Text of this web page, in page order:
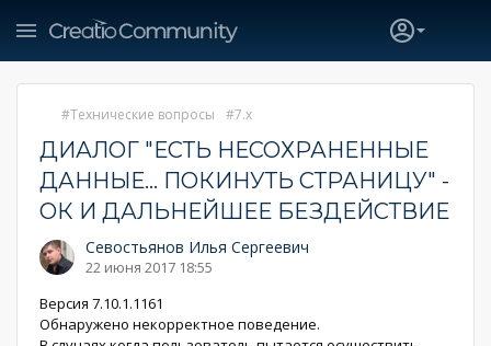
Технические вопросы 7.x
ДИАЛОГ "ЕСТЬ НЕСОХРАНЕННЫЕ
ДАННЫЕ... ПОКИНУТЬ СТРАНИЦУ" -
ОК И ДАЛЬНЕЙШЕЕ БЕЗДЕЙСТВИЕ
Севостьянов Илья Сергеевич
22 июня 2017 18:55
Версия 7.10.1.1161
Обнаружено некорректное поведение.